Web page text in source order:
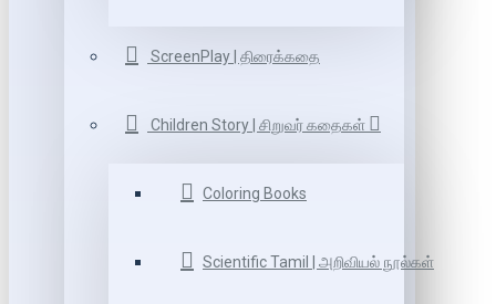
ScreenPlay | திரைக்கதை
Children Story | சிறுவர் கதைகள்
Coloring Books
Scientific Tamil | அறிவியல் நூல்கள்